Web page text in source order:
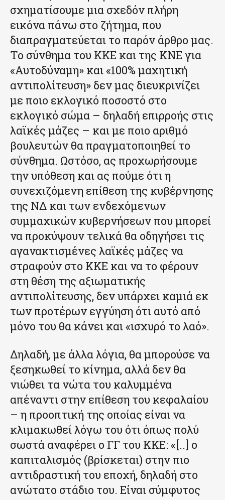
σχηματίσουμε μια σχεδόν πλήρη
εικόνα πάνω στο ζήτημα, που
διαπραγματεύεται το παρόν άρθρο μας.
Το σύνθημα του ΚΚΕ και της ΚΝΕ για
«Αυτοδύναμη» και «100% μαχητική
αντιπολίτευση» δεν μας διευκρινίζει
με ποιο εκλογικό ποσοστό στο
εκλογικό σώμα – δηλαδή επιρροής στις
λαϊκές μάζες – και με ποιο αριθμό
βουλευτών θα πραγματοποιηθεί το
σύνθημα. Ωστόσο, ας προχωρήσουμε
την υπόθεση και ας πούμε ότι η
συνεχιζόμενη επίθεση της κυβέρνησης
της ΝΔ και των ενδεχόμενων
συμμαχικών κυβερνήσεων που μπορεί
να προκύψουν τελικά θα οδηγήσει τις
αγανακτισμένες λαϊκές μάζες να
στραφούν στο ΚΚΕ και να το φέρουν
στη θέση της αξιωματικής
αντιπολίτευσης, δεν υπάρχει καμιά εκ
των προτέρων εγγύηση ότι αυτό από
μόνο του θα κάνει και «ισχυρό το λαό».
Δηλαδή, με άλλα λόγια, θα μπορούσε να
ξεσηκωθεί το κίνημα, αλλά δεν θα
νιώθει τα νώτα του καλυμμένα
απέναντι στην επίθεση του κεφαλαίου
– η προοπτική της οποίας είναι να
κλιμακωθεί λόγω του ότι όπως πολύ
σωστά αναφέρει ο ΓΓ του ΚΚΕ: «[..] ο
καπιταλισμός (βρίσκεται) στην πιο
αντιδραστική του εποχή, δηλαδή στο
ανώτατο στάδιο του. Είναι σύμφυτος